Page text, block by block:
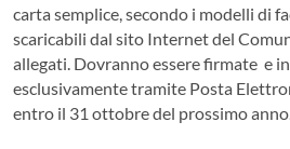
carta semplice, secondo i modelli di
scaricabili dal sito Internet del
allegati. Dovranno essere firmate e
esclusivamente tramite Posta
entro il 31 ottobre del prossimo